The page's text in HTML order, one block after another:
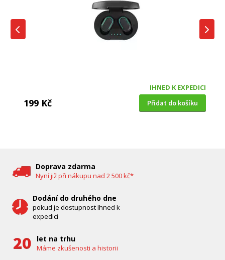
IHNED K EXPEDICI
199 Kč Přidat do košíku
Doprava zdarma
Nyní již při nákupu nad 2 500 kč*
Dodání do druhého dne
pokud je dostupnost Ihned k
expedici
let na trhu
Máme zkušenosti a historii